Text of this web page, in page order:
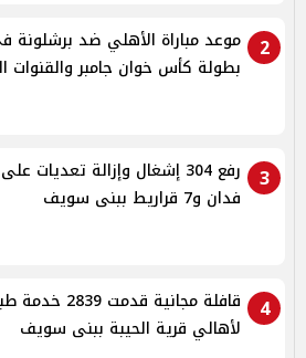
2
موعد مباراة الأهلي ضد برشلونة
بطولة كأس خوان جامبر والقنوات
3
رفع 304 إشغال وإزالة تعديات
فدان و7 قراريط ببنى سويف
4
قافلة مجانية قدمت 2839
لأهالي قرية الحيبة ببنى سويف